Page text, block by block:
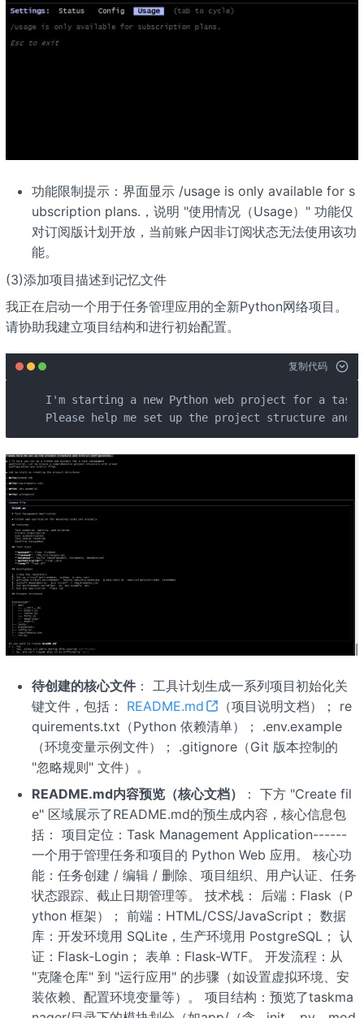
功能限制提示：界面显示 /usage is only available for s
ubscription plans.，说明 "使用情况（Usage）" 功能仅
对订阅版计划开放，当前账户因非订阅状态无法使用该功
能。
(3)添加项目描述到记忆文件
我正在启动一个用于任务管理应用的全新Python网络项目。
请协助我建立项目结构和进行初始配置。
复制代码
I'm starting a new Python web project for a task
Please help me set up the project structure
待创建的核心文件： 工具计划生成一系列项目初始化关
键文件，包括： README.md
（项目说明文档）； re
quirements.txt（Python 依赖清单）； .env.example
（环境变量示例文件）； .gitignore（Git 版本控制的
"忽略规则" 文件）。
README.md内容预览（核心文档）
： 下方 "Create fil
e" 区域展示了README.md的预生成内容，核心信息包
括： 项目定位：Task Management Application------
一个用于管理任务和项目的 Python Web 应用。 核心功
能：任务创建 / 编辑 / 删除、项目组织、用户认证、任务
状态跟踪、截止日期管理等。 技术栈： 后端：Flask（P
ython 框架）； 前端：HTML/CSS/JavaScript； 数据
库：开发环境用 SQLite，生产环境用 PostgreSQL； 认
证：Flask-Login； 表单：Flask-WTF。 开发流程：从
"克隆仓库" 到 "运行应用" 的步骤（如设置虚拟环境、安
装依赖、配置环境变量等）。 项目结构：预览了taskma